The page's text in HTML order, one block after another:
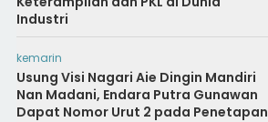
Industri
kemarin
Usung Visi Nagari Aie Dingin Mandiri
Nan Madani, Endara Putra Gunawan
Dapat Nomor Urut 2 pada Penetapan